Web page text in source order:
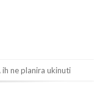
ih ne planira ukinuti